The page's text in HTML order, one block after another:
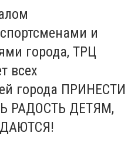
и
города, ТРЦ
всех
города ПРИНЕСТИ
РАДОСТЬ ДЕТЯМ,